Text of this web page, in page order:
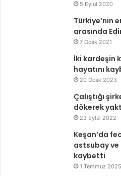
5 Eylül 2020
Türkiye’nin
arasında
7 Ocak 2021
İki kardeşin
hayatını
20 Ocak 2023
Çalıştığı
dökerek
23 Eylül 2022
Keşan’da
astsubay ve
kaybetti
1 Temmuz 2025